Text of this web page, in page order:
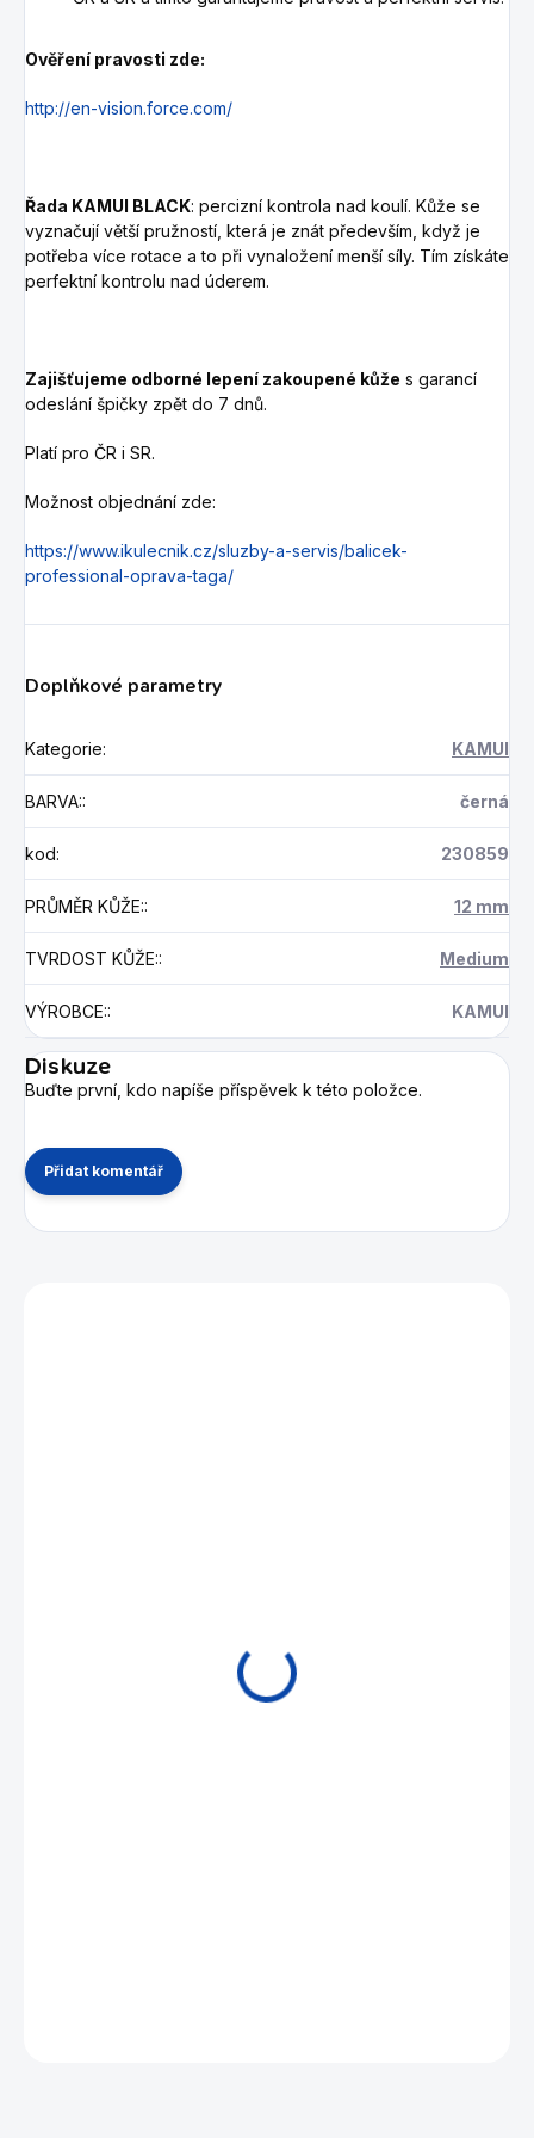
Ověření pravosti zde:
http://en-vision.force.com/
Řada KAMUI BLACK: percizní kontrola nad koulí. Kůže se
vyznačují větší pružností, která je znát především, když je
potřeba více rotace a to při vynaložení menší síly. Tím získáte
perfektní kontrolu nad úderem.
Zajišťujeme odborné lepení zakoupené kůže s garancí
odeslání špičky zpět do 7 dnů.
Platí pro ČR i SR.
Možnost objednání zde:
https://www.ikulecnik.cz/sluzby-a-servis/balicek-
professional-oprava-taga/
Doplňkové parametry
Kategorie: KAMUI
BARVA:: černá
kod: 230859
PRŮMĚR KŮŽE:: 12 mm
TVRDOST KŮŽE:: Medium
VÝROBCE:: KAMUI
Diskuze
Buďte první, kdo napíše příspěvek k této položce.
Přidat komentář